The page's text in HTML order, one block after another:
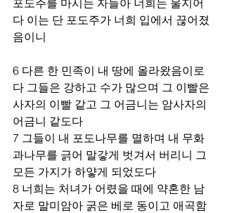
다 이는 단 포도주가 너희 입에서 끊어졌
음이니
6 다른 한 민족이 내 땅에 올라왔음이로
다 그들은 강하고 수가 많으며 그 이빨은
사자의 이빨 같고 그 어금니는 암사자의
어금니 같도다
7 그들이 내 포도나무를 멸하며 내 무화
과나무를 긁어 말갛게 벗겨서 버리니 그
모든 가지가 하얗게 되었도다
8 너희는 처녀가 어렸을 때에 약혼한 남
자로 말미암아 굵은 베로 동이고 애곡함